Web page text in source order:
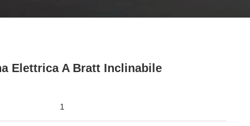
Elettrica A Bratt Inclinabile
1